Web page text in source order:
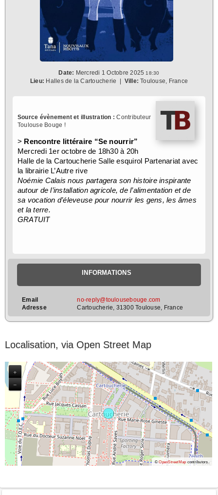
Date: Mercredi 1 Octobre 2025 18:30
Lieu: Halles de la Cartoucherie | Ville: Toulouse, France
Source évènement et illustration : Contributeur
Toulouse Bouge !
> Rencontre littéraire “Se nourrir”
Mercredi 1er octobre de 18h30 à 20h
Halle de la Cartoucherie Salle esquirol Partenariat avec
la librairie L’Autre rive
Noémie Calais nous partagera son histoire inspirante
autour de l’installation agricole, de l’alimentation et de
sa vocation d’éleveuse pour nourrir les gens, les âmes
et la terre.
GRATUIT
INFORMATIONS
Email
no-reply@toulousebouge.com
Adresse
Cartoucherie, 31300 Toulouse, France
Localisation, via Open Street Map
+
−
©OpenStreetMap contributors.